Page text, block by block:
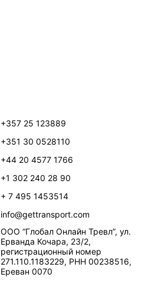
+357 25 123889
+351 30 0528110
+44 20 4577 1766
+1 302 240 28 90
+ 7 495 1453514
info@gettransport.com
ООО “Глобал Онлайн Тревл”, ул.
Ерванда Кочара, 23/2,
регистрационный номер
271.110.1183229, РНН 00238516,
Ереван 0070